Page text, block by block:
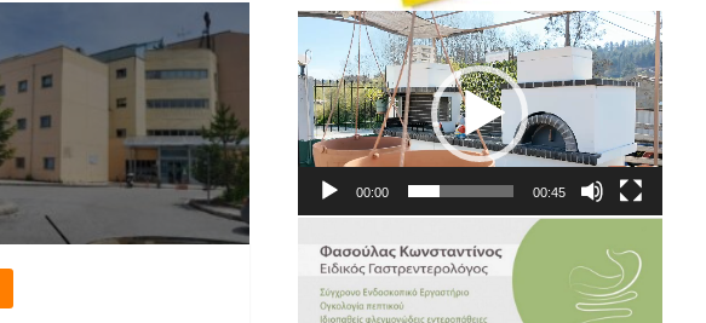
Πρόγραμμα
Αναπαραγωγής
Βίντεο
00:00 00:45